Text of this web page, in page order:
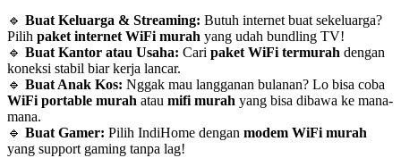
🔹 Buat Keluarga & Streaming: Butuh internet buat sekeluarga?
Pilih paket internet WiFi murah yang udah bundling TV!
🔹 Buat Kantor atau Usaha: Cari paket WiFi termurah dengan
koneksi stabil biar kerja lancar.
🔹 Buat Anak Kos: Nggak mau langganan bulanan? Lo bisa coba
WiFi portable murah atau mifi murah yang bisa dibawa ke mana-
mana.
🔹 Buat Gamer: Pilih IndiHome dengan modem WiFi murah
yang support gaming tanpa lag!